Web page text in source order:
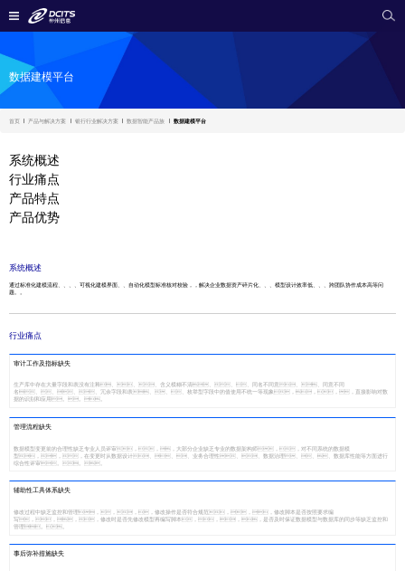
数据建模平台
首页 产品与解决方案 银行行业解决方案 数据智能产品族 数据建模平台
系统概述
行业痛点
产品特点
产品优势
系统概述
通过标准化建模流程、、、、可视化建模界面、、自动化模型标准核对校验，，解决企业数据资产碎片化、、、模型设计效率低、、、跨团队协作成本高等问
题。。
行业痛点
审计工作及指标缺失
生产库中存在大量字段和表没有注释、、、含义模糊不清、、、同名不同意、、同意不同
名、、、、冗余字段和表、、、枚举型字段中的值使用不统一等现象，，，，直接影响对数
据的识别和应用。。。
管理流程缺失
数据模型变更前的合理性缺乏专业人员评审，，，大部分企业缺乏专业的数据架构师，，对不同系统的数据模
型，，，在变更时从数据设计、、、业务合理性、、数据治理、、、数据库性能等方面进行
综合性评审。。。
辅助性工具体系缺失
修改过程中缺乏监控和管理，，，，修改操作是否符合规范，，，修改脚本是否按照要求编
写，，，，修改时是否先修改模型再编写脚本，，，，是否及时保证数据模型与数据库的同步等缺乏监控和
管理。。
事后弥补措施缺失